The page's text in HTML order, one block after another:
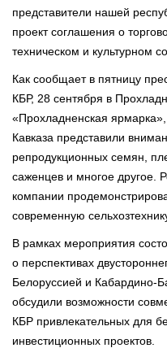
представители нашей
проект соглашения о
техническом и культурном
Как сообщает в пятницу
КБР, 28 сентября в
«Прохладненская
Кавказа представили
репродукционных семян,
саженцев и многое другое.
компании
современную
В рамках мероприятия
о перспективах
Белоруссией и Кабардино-
обсудили возможности
КБР привлекательных для
инвестиционных проектов.